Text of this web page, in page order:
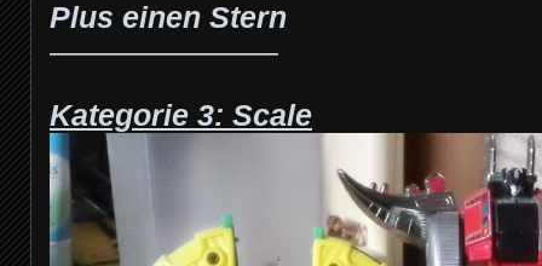
Plus einen Stern
———————–
Kategorie 3: Scale